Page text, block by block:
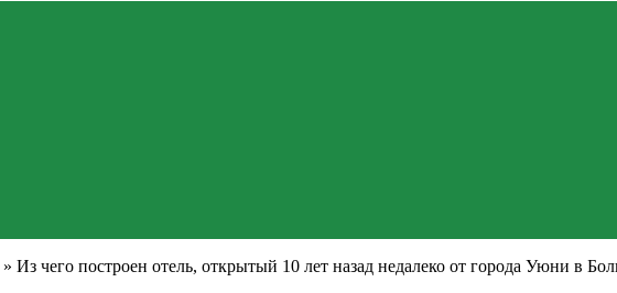
» Из чего построен отель, открытый 10 лет назад недалеко от города Уюни в